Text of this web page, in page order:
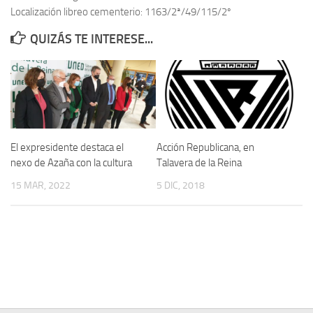
Memoria Histórica
Investigación previa de la represión en Talavera de la Reina (1937-
1947).
Informe Represión en Toledo 1936-1947 | Buscador
Informe de la fosa de abril de 1939 de Tembleque
Enciclopedia Republicana
Militantes históricos IR
Localización libreo cementerio: 1163/2ª/49/115/2º
QUIZÁS TE INTERESE...
El expresidente destaca el
nexo de Azaña con la cultura
15 MAR, 2022
Acción Republicana, en
Talavera de la Reina
5 DIC, 2018